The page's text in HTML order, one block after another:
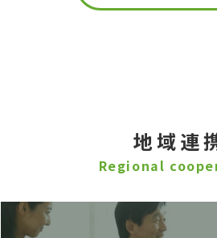
地域連
Regional